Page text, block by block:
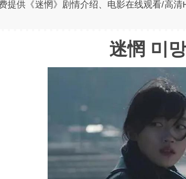
提供《迷惘》剧情介绍、电影在线观看/高
迷惘 미망